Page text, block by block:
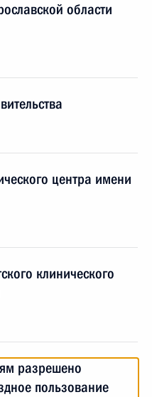
области
центра имени
клинического
разрешено
пользование